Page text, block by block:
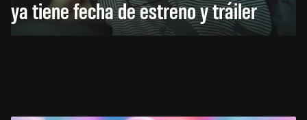
ya tiene fecha de estreno y tráiler